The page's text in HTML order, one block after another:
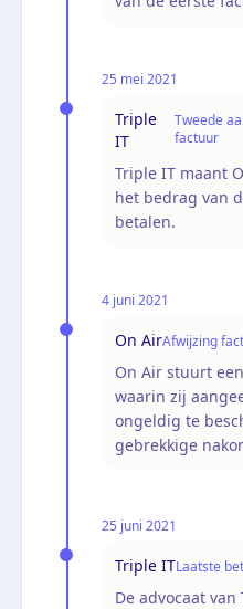
25 mei 2021
Triple
IT
Tweede
factuur
Triple IT maant
het bedrag van
betalen.
4 juni 2021
On AirAfwijzing
On Air stuurt
waarin zij
ongeldig te
gebrekkige
25 juni 2021
Triple ITLaatste
De advocaat